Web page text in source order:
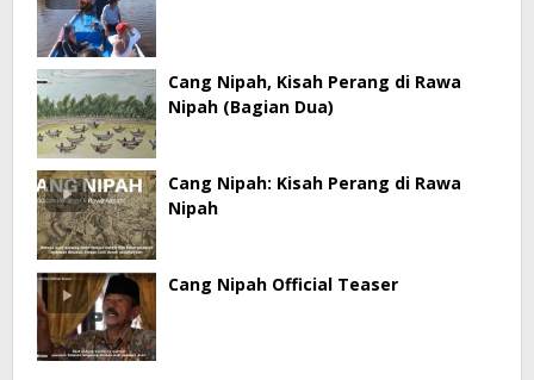
Cang Nipah, Kisah Perang di Rawa
Nipah (Bagian Dua)
Cang Nipah: Kisah Perang di Rawa
Nipah
Cang Nipah Official Teaser